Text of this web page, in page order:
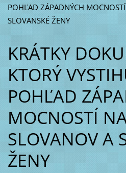
POHĽAD ZÁPADNÝCH
SLOVANSKÉ ŽENY
KRÁTKY
KTORÝ
POHĽAD
MOCNOSTÍ
SLOVANOV A
ŽENY